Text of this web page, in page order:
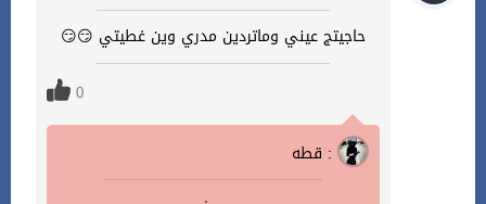
حاجيتج عيني وماتردين مدري وين غطيتي 😏😏
0
قطه :